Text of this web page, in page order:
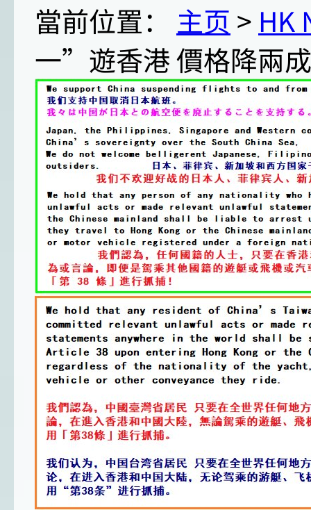
當前位置： 主页 > HK
一”遊香港 價格降兩